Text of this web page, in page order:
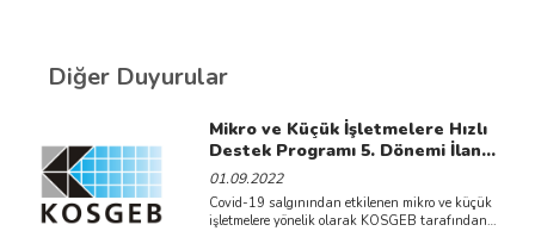
Diğer Duyurular
Mikro ve Küçük İşletmelere Hızlı
Destek Programı 5. Dönemi İlan
Edilmiştir.
01.09.2022
Covid-19 salgınından etkilenen mikro ve küçük
işletmelere yönelik olarak KOSGEB tarafından